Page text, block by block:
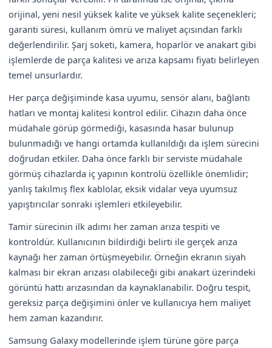
orijinal, yeni nesil yüksek kalite ve yüksek kalite seçenekleri;
garanti süresi, kullanım ömrü ve maliyet açısından farklı
değerlendirilir. Şarj soketi, kamera, hoparlör ve anakart gibi
işlemlerde de parça kalitesi ve arıza kapsamı fiyatı belirleyen
temel unsurlardır.
Her parça değişiminde kasa uyumu, sensör alanı, bağlantı
hatları ve montaj kalitesi kontrol edilir. Cihazın daha önce
müdahale görüp görmediği, kasasında hasar bulunup
bulunmadığı ve hangi ortamda kullanıldığı da işlem sürecini
doğrudan etkiler. Daha önce farklı bir serviste müdahale
görmüş cihazlarda iç yapının kontrolü özellikle önemlidir;
yanlış takılmış flex kablolar, eksik vidalar veya uyumsuz
yapıştırıcılar sonraki işlemleri etkileyebilir.
Tamir sürecinin ilk adımı her zaman arıza tespiti ve
kontroldür. Kullanıcının bildirdiği belirti ile gerçek arıza
kaynağı her zaman örtüşmeyebilir. Örneğin ekranın siyah
kalması bir ekran arızası olabileceği gibi anakart üzerindeki
görüntü hattı arızasından da kaynaklanabilir. Doğru tespit,
gereksiz parça değişimini önler ve kullanıcıya hem maliyet
hem zaman kazandırır.
Samsung Galaxy modellerinde işlem türüne göre parça